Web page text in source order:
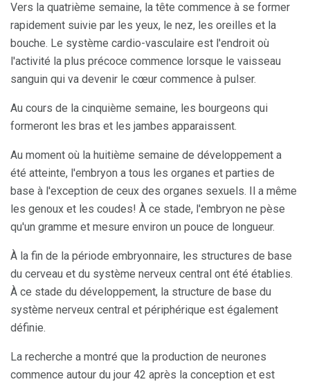
Vers la quatrième semaine, la tête commence à se former
rapidement suivie par les yeux, le nez, les oreilles et la
bouche. Le système cardio-vasculaire est l'endroit où
l'activité la plus précoce commence lorsque le vaisseau
sanguin qui va devenir le cœur commence à pulser.
Au cours de la cinquième semaine, les bourgeons qui
formeront les bras et les jambes apparaissent.
Au moment où la huitième semaine de développement a
été atteinte, l'embryon a tous les organes et parties de
base à l'exception de ceux des organes sexuels. Il a même
les genoux et les coudes! À ce stade, l'embryon ne pèse
qu'un gramme et mesure environ un pouce de longueur.
À la fin de la période embryonnaire, les structures de base
du cerveau et du système nerveux central ont été établies.
À ce stade du développement, la structure de base du
système nerveux central et périphérique est également
définie.
La recherche a montré que la production de neurones
commence autour du jour 42 après la conception et est